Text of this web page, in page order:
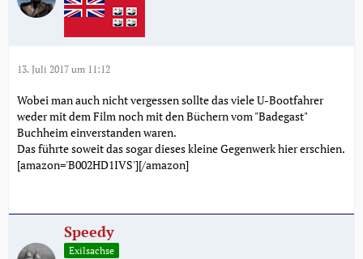
13. Juli 2017 um 11:12
Wobei man auch nicht vergessen sollte das viele U-Bootfahrer
weder mit dem Film noch mit den Büchern vom "Badegast"
Buchheim einverstanden waren.
Das führte soweit das sogar dieses kleine Gegenwerk hier erschien.
[amazon='B002HD1IVS'][/amazon]
Speedy
Exilsachse